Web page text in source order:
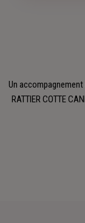
Un accompagnement
RATTIER COTTE